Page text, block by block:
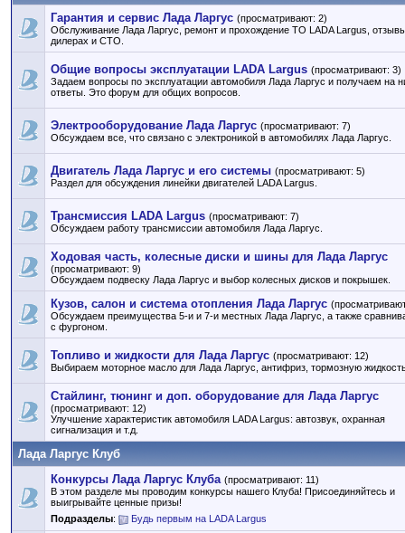
Гарантия и сервис Лада Ларгус (просматривают: 2)
Обслуживание Лада Ларгус, ремонт и прохождение ТО LADA Largus,
дилерах и СТО.
Общие вопросы эксплуатации LADA Largus (просматривают: 3)
Задаем вопросы по эксплуатации автомобиля Лада Ларгус и получаем на
ответы. Это форум для общих вопросов.
Электрооборудование Лада Ларгус (просматривают: 7)
Обсуждаем все, что связано с электроникой в автомобилях Лада Ларгус.
Двигатель Лада Ларгус и его системы (просматривают: 5)
Раздел для обсуждения линейки двигателей LADA Largus.
Трансмиссия LADA Largus (просматривают: 7)
Обсуждаем работу трансмиссии автомобиля Лада Ларгус.
Ходовая часть, колесные диски и шины для Лада Ларгус
(просматривают: 9)
Обсуждаем подвеску Лада Ларгус и выбор колесных дисков и покрышек.
Кузов, салон и система отопления Лада Ларгус
Обсуждаем преимущества 5-и и 7-и местных Лада Ларгус, а также
с фургоном.
Топливо и жидкости для Лада Ларгус (просматривают: 12)
Выбираем моторное масло для Лада Ларгус, антифриз, тормозную
Стайлинг, тюнинг и доп. оборудование для Лада Ларгус
(просматривают: 12)
Улучшение характеристик автомобиля LADA Largus: автозвук, охранная
сигнализация и т.д.
Лада Ларгус Клуб
Конкурсы Лада Ларгус Клуба (просматривают: 11)
В этом разделе мы проводим конкурсы нашего Клуба! Присоединяйтесь и
выигрывайте ценные призы!
Подразделы: Будь первым на LADA Largus